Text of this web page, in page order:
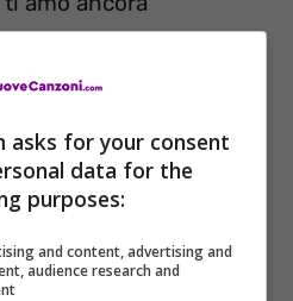
amo ancora
ancora , amo ancora ,
asks for your consent
data for the
purposes:
and content, advertising and
audience research and